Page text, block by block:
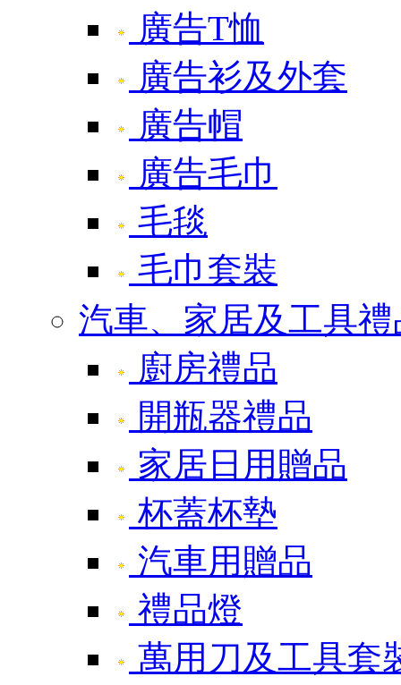
廣告T恤
廣告衫及外套
廣告帽
廣告毛巾
毛毯
毛巾套裝
汽車、家居及工具禮
廚房禮品
開瓶器禮品
家居日用贈品
杯蓋杯墊
汽車用贈品
禮品燈
萬用刀及工具套